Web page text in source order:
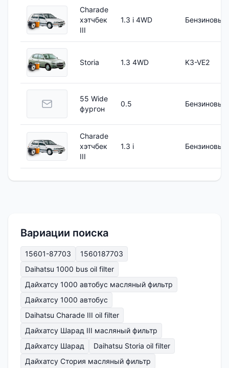
Charade
хэтчбек
III
1.3 i 4WD Бензиновый
Storia 1.3 4WD K3-VE2
55 Wide
фургон
0.5 Бензиновый
Charade
хэтчбек
III
1.3 i Бензиновый
Вариации поиска
15601-87703
1560187703
Daihatsu 1000 bus oil filter
Дайхатсу 1000 автобус масляный фильтр
Дайхатсу 1000 автобус
Daihatsu Charade III oil filter
Дайхатсу Шарад III масляный фильтр
Дайхатсу Шарад
Daihatsu Storia oil filter
Дайхатсу Стория масляный фильтр